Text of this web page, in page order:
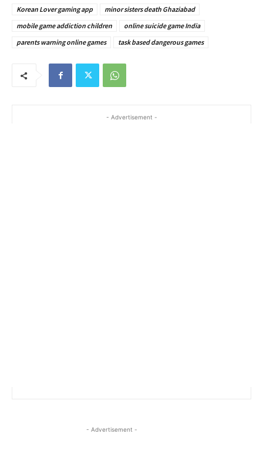
Korean Lover gaming app
minor sisters death Ghaziabad
mobile game addiction children
online suicide game India
parents warning online games
task based dangerous games
- Advertisement -
- Advertisement -